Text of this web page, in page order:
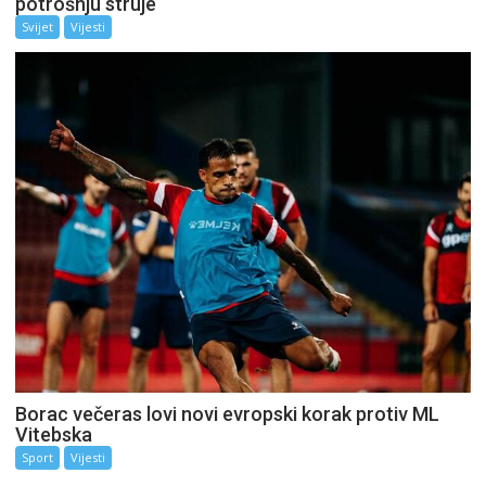
Svijet Vijesti
Borac večeras lovi novi evropski korak protiv ML
Vitebska
Sport Vijesti